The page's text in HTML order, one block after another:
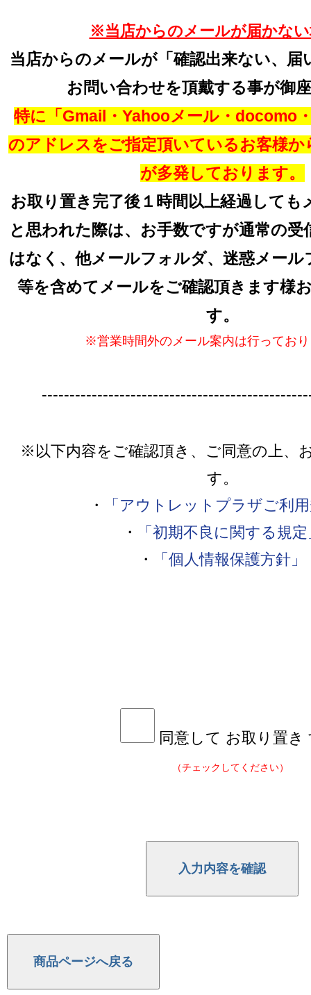
※当店からのメールが届かな
当店からのメールが「確認出来ない、届
お問い合わせを頂戴する事が御
特に「Gmail・Yahooメール・docomo
のアドレスをご指定頂いているお客様
が多発しております。
お取り置き完了後１時間以上経過しても
と思われた際は、お手数ですが通常の
はなく、他メールフォルダ、迷惑メール
等を含めてメールをご確認頂きます様
す。
※営業時間外のメール案内は行ってお
※以下内容をご確認頂き、ご同意の上、
す。
・
「アウトレットプラザご利
・
「初期不良に関する規定
・
「個人情報保護方針」
同意して お取り置き
（チェックしてください）